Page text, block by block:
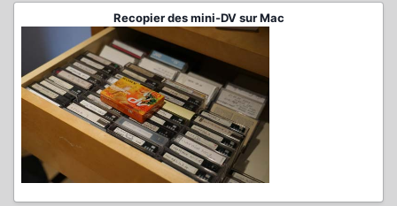
Recopier des mini-DV sur Mac